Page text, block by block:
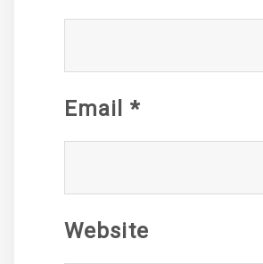
Email *
Website